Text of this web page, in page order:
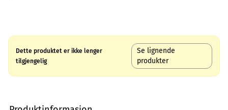
Dette produktet er ikke lenger
tilgjengelig
Se lignende
produkter